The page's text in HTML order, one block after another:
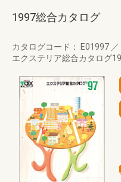
1997総合カタログ
カタログコード： E01997 ／
エクステリア総合カタログ